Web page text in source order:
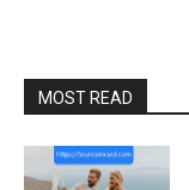
MOST READ